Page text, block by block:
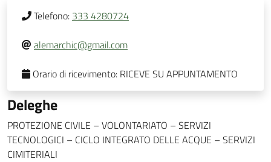
Telefono: 333 4280724
alemarchic@gmail.com
Orario di ricevimento: RICEVE SU APPUNTAMENTO
Deleghe
PROTEZIONE CIVILE – VOLONTARIATO – SERVIZI
TECNOLOGICI – CICLO INTEGRATO DELLE ACQUE – SERVIZI
CIMITERIALI